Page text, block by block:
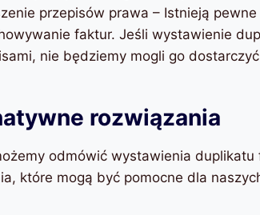
przepisów prawa – Istnieją
faktur. Jeśli wystawienie
nie będziemy mogli go
rozwiązania
odmówić wystawienia
które mogą być pomocne dla